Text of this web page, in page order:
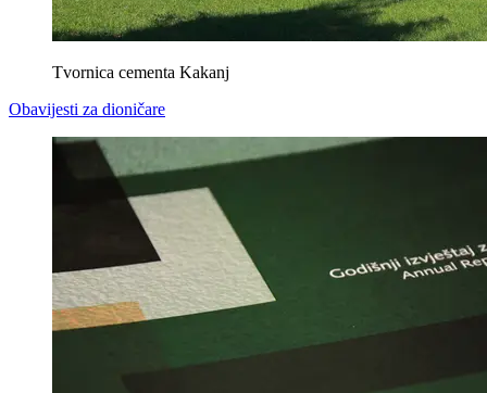
Tvornica cementa Kakanj
Obavijesti za dioničare